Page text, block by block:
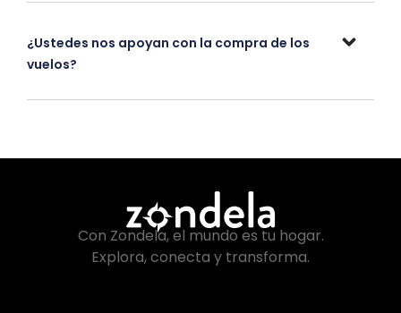
¿Ustedes nos apoyan con la compra de los
vuelos?
Con Zondela, el mundo es tu hogar.
Explora, conecta y transforma.